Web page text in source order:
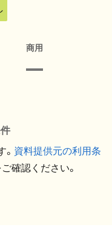
商用
資料提供元の利用条
確認ください。